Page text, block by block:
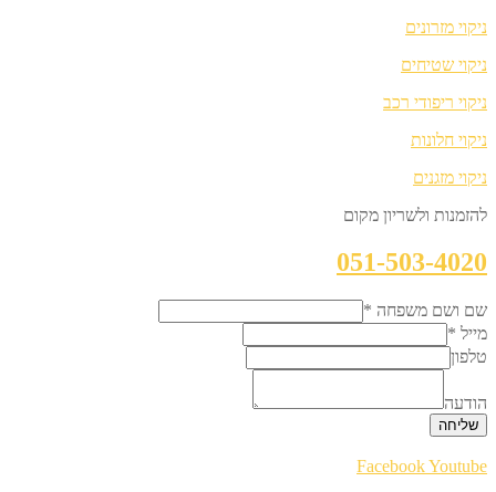
ניקוי מזרונים
ניקוי שטיחים
ניקוי ריפודי רכב
ניקוי חלונות
ניקוי מזגנים
להזמנות ולשריון מקום
051-503-4020
שם ושם משפחה *
מייל *
טלפון
הודעה
שליחה
FacebookYoutube